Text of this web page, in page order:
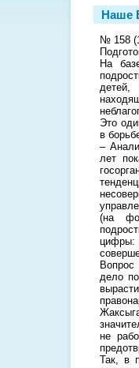
Наше
№ 158
На
Это
в
–
лет
(на
цифры:
Вопрос
дело
не
Так, в